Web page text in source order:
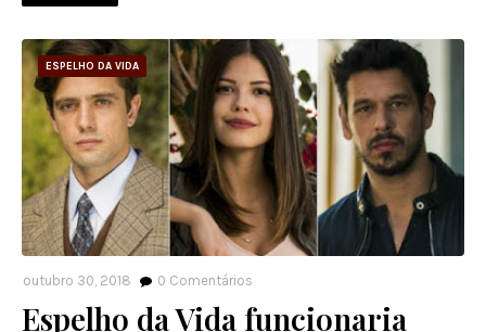
ESPELHO DA VIDA
outubro 30, 2018 0 Comentários
Espelho da Vida funcionaria